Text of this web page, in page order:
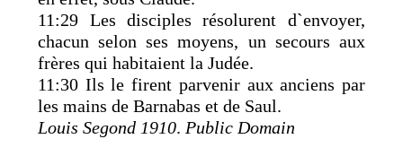
11:29 Les disciples résolurent d`envoyer,
chacun selon ses moyens, un secours aux
frères qui habitaient la Judée.
11:30 Ils le firent parvenir aux anciens par
les mains de Barnabas et de Saul.
Louis Segond 1910. Public Domain